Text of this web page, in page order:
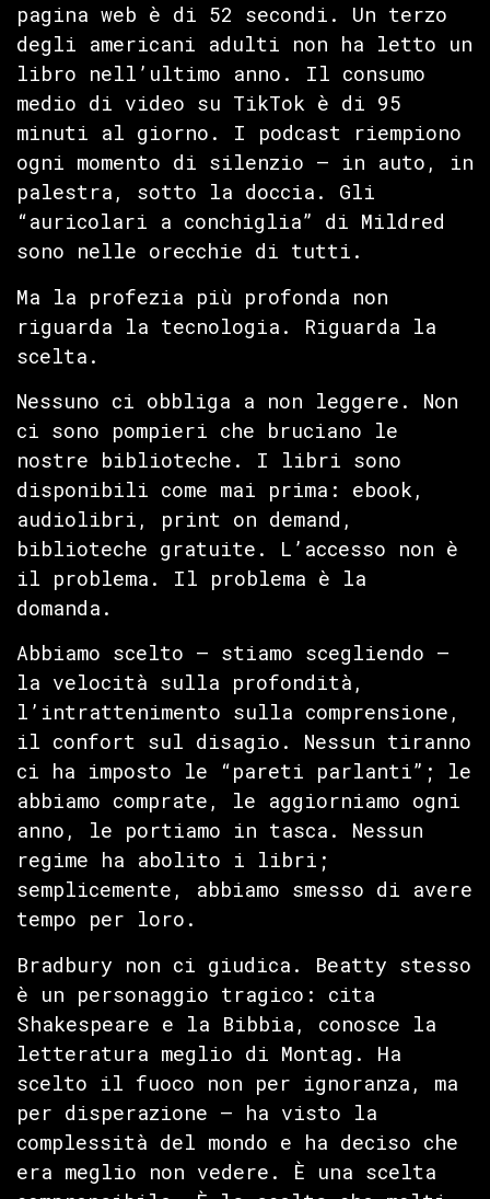
pagina web è di 52 secondi. Un terzo
degli americani adulti non ha letto un
libro nell’ultimo anno. Il consumo
medio di video su TikTok è di 95
minuti al giorno. I podcast riempiono
ogni momento di silenzio — in auto, in
palestra, sotto la doccia. Gli
“auricolari a conchiglia” di Mildred
sono nelle orecchie di tutti.
Ma la profezia più profonda non
riguarda la tecnologia. Riguarda la
scelta.
Nessuno ci obbliga a non leggere. Non
ci sono pompieri che bruciano le
nostre biblioteche. I libri sono
disponibili come mai prima: ebook,
audiolibri, print on demand,
biblioteche gratuite. L’accesso non è
il problema. Il problema è la
domanda.
Abbiamo scelto — stiamo scegliendo —
la velocità sulla profondità,
l’intrattenimento sulla comprensione,
il confort sul disagio. Nessun tiranno
ci ha imposto le “pareti parlanti”; le
abbiamo comprate, le aggiorniamo ogni
anno, le portiamo in tasca. Nessun
regime ha abolito i libri;
semplicemente, abbiamo smesso di avere
tempo per loro.
Bradbury non ci giudica. Beatty stesso
è un personaggio tragico: cita
Shakespeare e la Bibbia, conosce la
letteratura meglio di Montag. Ha
scelto il fuoco non per ignoranza, ma
per disperazione — ha visto la
complessità del mondo e ha deciso che
era meglio non vedere. È una scelta